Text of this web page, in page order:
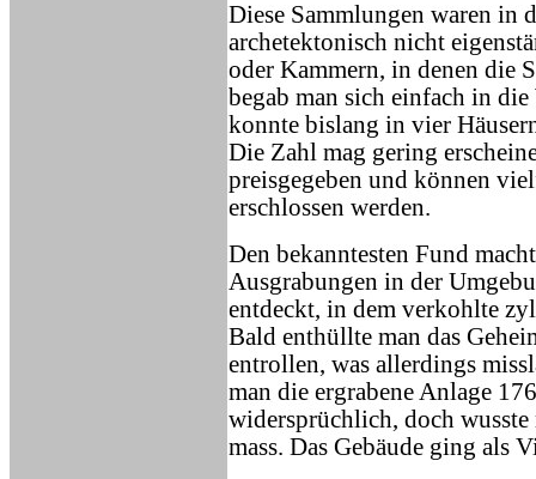
Diese Sammlungen waren in
archetektonisch nicht
oder Kammern, in denen die
begab man sich einfach in
konnte bislang in vier
Die Zahl mag gering
preisgegeben und können
erschlossen werden.
Den bekanntesten Fund
Ausgrabungen in der
entdeckt, in dem verkohlte
Bald enthüllte man das
entrollen, was allerdings
man die ergrabene Anlage
widersprüchlich, doch wusste
mass. Das Gebäude ging als